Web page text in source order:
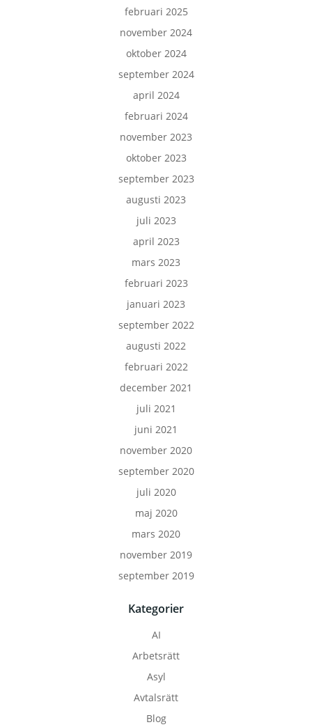
februari 2025
november 2024
oktober 2024
september 2024
april 2024
februari 2024
november 2023
oktober 2023
september 2023
augusti 2023
juli 2023
april 2023
mars 2023
februari 2023
januari 2023
september 2022
augusti 2022
februari 2022
december 2021
juli 2021
juni 2021
november 2020
september 2020
juli 2020
maj 2020
mars 2020
november 2019
september 2019
Kategorier
AI
Arbetsrätt
Asyl
Avtalsrätt
Blog